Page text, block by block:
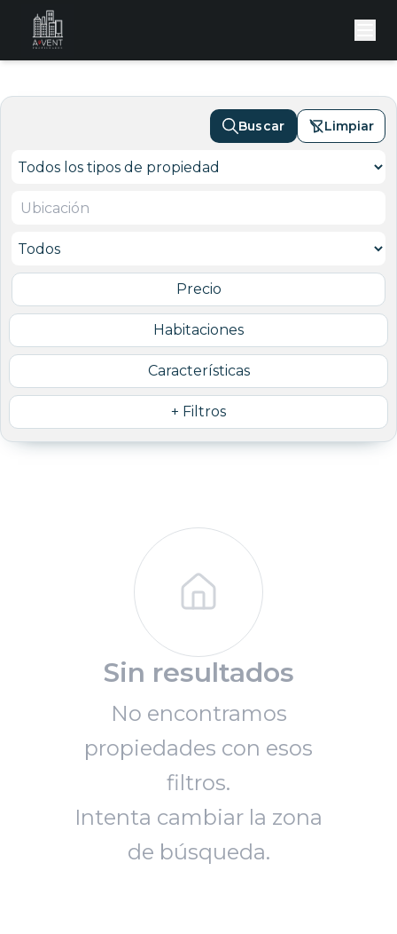
Precio
Habitaciones
Características
+ Filtros
Buscar Limpiar
Sin resultados
No encontramos
propiedades con esos
filtros.
Intenta cambiar la zona
de búsqueda.